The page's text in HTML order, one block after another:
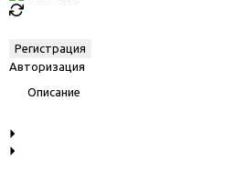
Авторизация
Описание